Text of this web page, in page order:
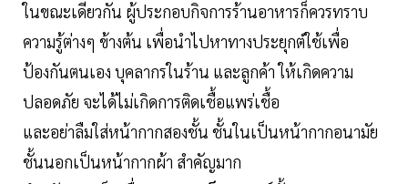
ในขณะเดียวกัน ผู้ประกอบกิจการร้านอาหารก็ควรทราบ
ความรู้ต่างๆ ข้างต้น เพื่อนำไปหาทางประยุกต์ใช้เพื่อ
ป้องกันตนเอง บุคลากรในร้าน และลูกค้า ให้เกิดความ
ปลอดภัย จะได้ไม่เกิดการติดเชื้อแพร่เชื้อ
และอย่าลืมใส่หน้ากากสองชั้น ชั้นในเป็นหน้ากากอนามัย
ชั้นนอกเป็นหน้ากากผ้า สำคัญมาก